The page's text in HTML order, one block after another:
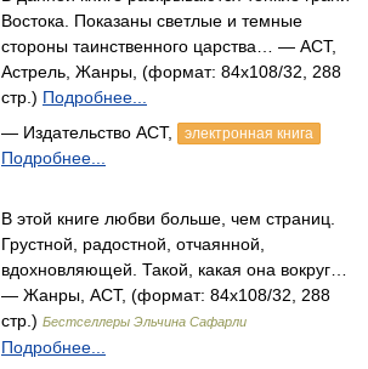
Востока. Показаны светлые и темные
стороны таинственного царства… — АСТ,
Астрель, Жанры, (формат: 84x108/32, 288
стр.) Подробнее...
— Издательство АСТ, электронная книга
Подробнее...
В этой книге любви больше, чем страниц.
Грустной, радостной, отчаянной,
вдохновляющей. Такой, какая она вокруг…
— Жанры, АСТ, (формат: 84x108/32, 288
стр.) Бестселлеры Эльчина Сафарли
Подробнее...